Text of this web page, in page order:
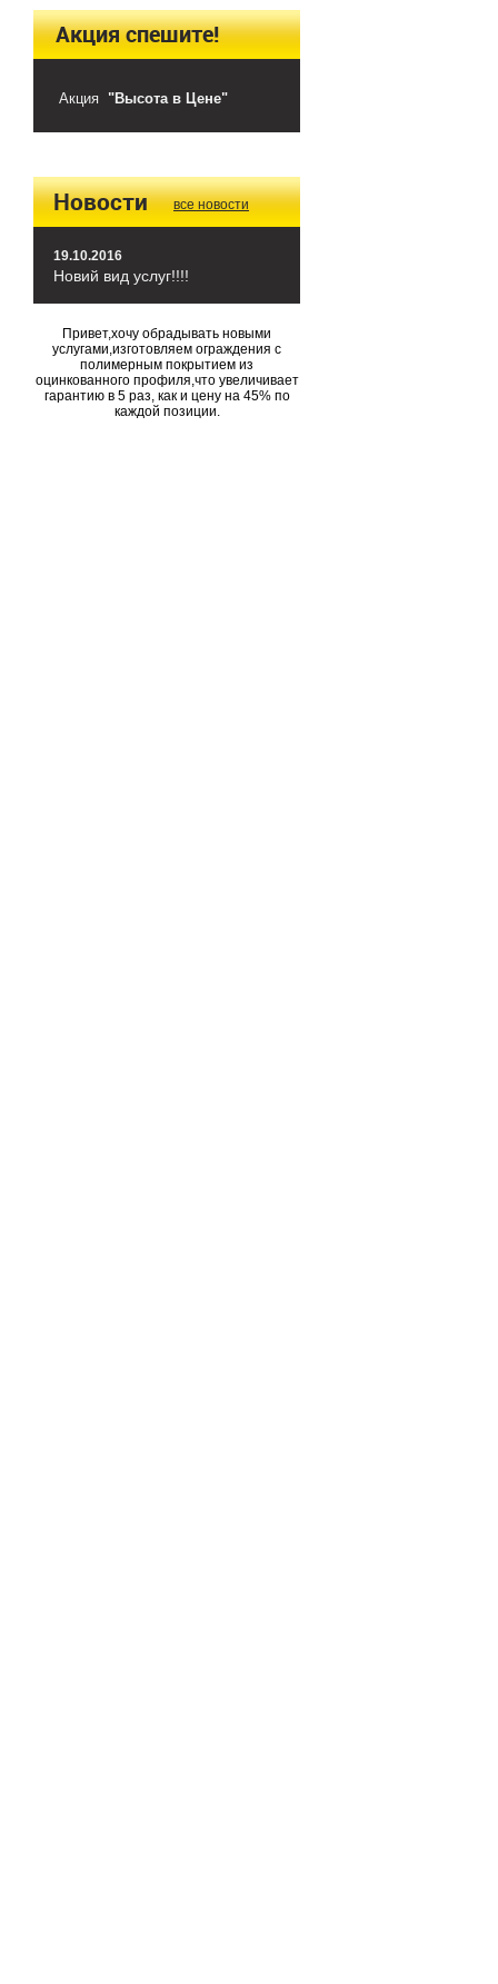
Акция спешите!
Акция "Высота в Цене"
Новости все новости
19.10.2016
Новий вид услуг!!!!
Привет,хочу обрадывать новыми
услугами,изготовляем ограждения с
полимерным покрытием из
оцинкованного профиля,что увеличивает
гарантию в 5 раз, как и цену на 45% по
каждой позиции.